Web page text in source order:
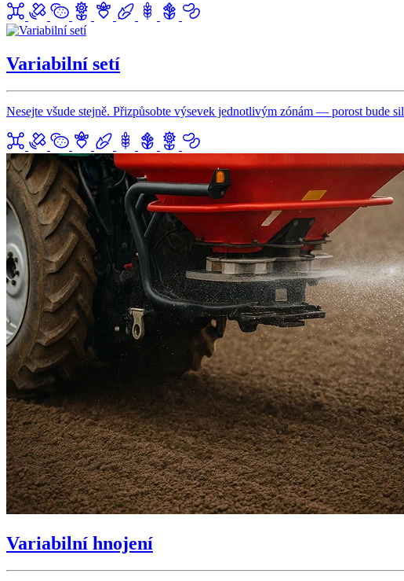
Variabilní setí
Nesejte všude stejně. Přizpůsobte výsevek jednotlivým zónám — porost bude
Variabilní hnojení